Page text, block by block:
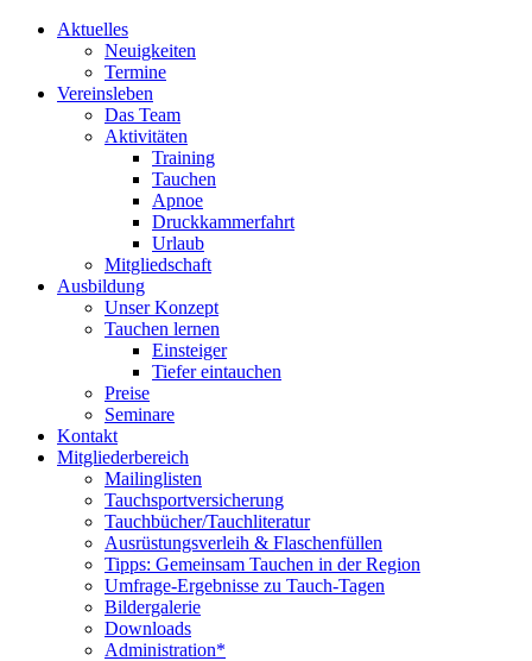
Aktuelles
Neuigkeiten
Termine
Vereinsleben
Das Team
Aktivitäten
Training
Tauchen
Apnoe
Druckkammerfahrt
Urlaub
Mitgliedschaft
Ausbildung
Unser Konzept
Tauchen lernen
Einsteiger
Tiefer eintauchen
Preise
Seminare
Kontakt
Mitgliederbereich
Mailinglisten
Tauchsportversicherung
Tauchbücher/Tauchliteratur
Ausrüstungsverleih & Flaschenfüllen
Tipps: Gemeinsam Tauchen in der Region
Umfrage-Ergebnisse zu Tauch-Tagen
Bildergalerie
Downloads
Administration*